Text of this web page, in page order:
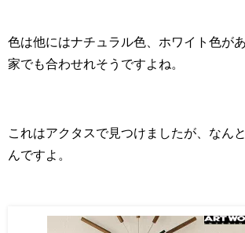
色は他にはナチュラル色、ホワイト色が
家でも合わせれそうですよね。
これはアクタスで見つけましたが、なん
んですよ。